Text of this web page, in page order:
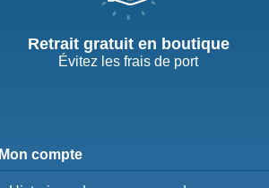
Retrait gratuit en boutique
Évitez les frais de port
Mon compte